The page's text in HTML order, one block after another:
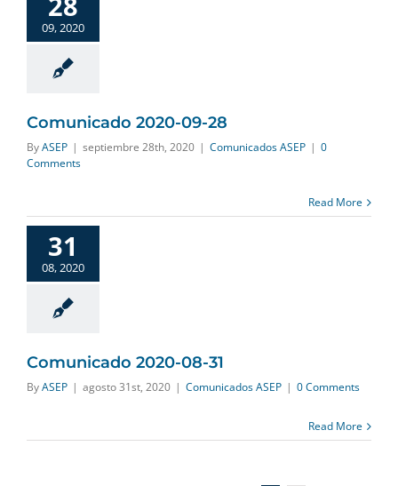
09, 2020
Comunicado 2020-09-28
ByASEP | septiembre 28th, 2020 | Comunicados ASEP | 0
Comments
Read More
31
08, 2020
Comunicado 2020-08-31
ByASEP | agosto 31st, 2020 | Comunicados ASEP | 0 Comments
Read More